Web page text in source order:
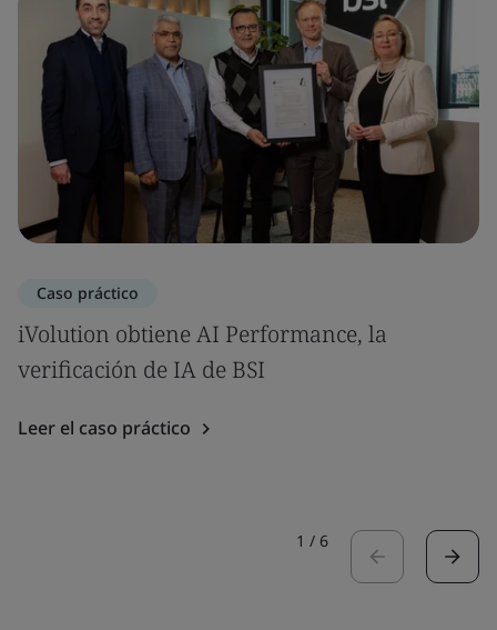
Caso práctico
iVolution obtiene AI Performance, la
verificación de IA de BSI
Leer el caso práctico
1 / 6